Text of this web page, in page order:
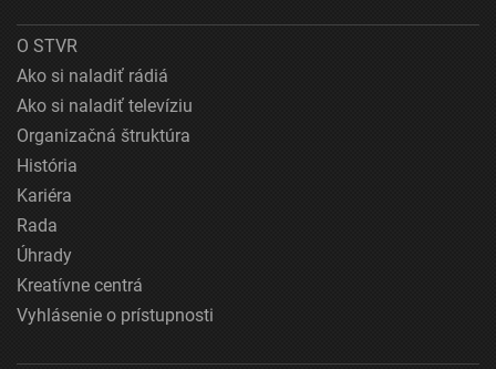
O STVR
Ako si naladiť rádiá
Ako si naladiť televíziu
Organizačná štruktúra
História
Kariéra
Rada
Úhrady
Kreatívne centrá
Vyhlásenie o prístupnosti